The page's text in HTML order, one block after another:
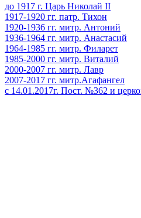
до 1917 г. Царь Николай II
1917-1920 гг. патр. Тихон
1920-1936 гг. митр. Антоний
1936-1964 гг. митр. Анастасий
1964-1985 гг. митр. Филарет
1985-2000 гг. митр. Виталий
2000-2007 гг. митр. Лавр
2007-2017 гг. митр.Агафангел
с 14.01.2017г. Пост. №362 и